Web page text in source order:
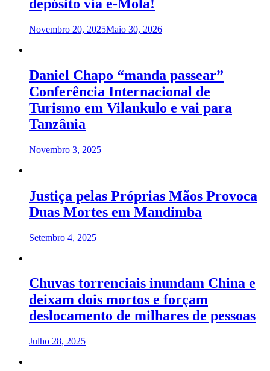
depósito via e-Mola!
Novembro 20, 2025Maio 30, 2026
Daniel Chapo “manda passear”
Conferência Internacional de
Turismo em Vilankulo e vai para
Tanzânia
Novembro 3, 2025
Justiça pelas Próprias Mãos Provoca
Duas Mortes em Mandimba
Setembro 4, 2025
Chuvas torrenciais inundam China e
deixam dois mortos e forçam
deslocamento de milhares de pessoas
Julho 28, 2025